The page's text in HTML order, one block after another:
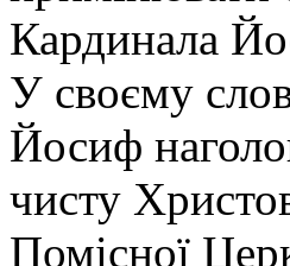
Кардинала
У своєму
Йосиф
чисту
Помісної